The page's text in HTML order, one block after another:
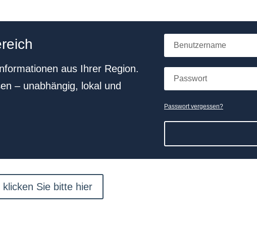
aus Ihrer Region.
– unabhängig, lokal und
Passwort vergessen?
Sie bitte hier